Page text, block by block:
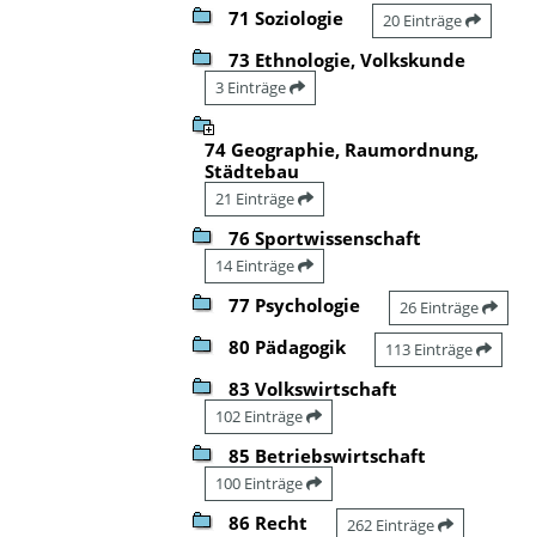
71 Soziologie 20 Einträge
73 Ethnologie, Volkskunde
3 Einträge
74 Geographie, Raumordnung,
Städtebau
21 Einträge
76 Sportwissenschaft
14 Einträge
77 Psychologie 26 Einträge
80 Pädagogik 113 Einträge
83 Volkswirtschaft
102 Einträge
85 Betriebswirtschaft
100 Einträge
86 Recht 262 Einträge